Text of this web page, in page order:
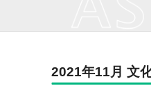
2021年11月 文